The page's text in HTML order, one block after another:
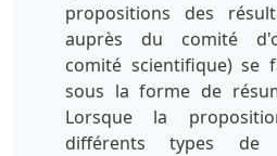
propositions des
auprès du comité
comité scientifique) se
sous la forme de
Lorsque la
différents types de